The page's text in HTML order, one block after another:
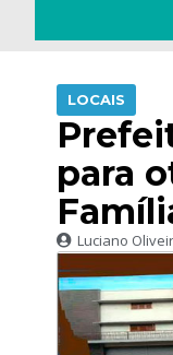
LOCAIS
para
Luciano